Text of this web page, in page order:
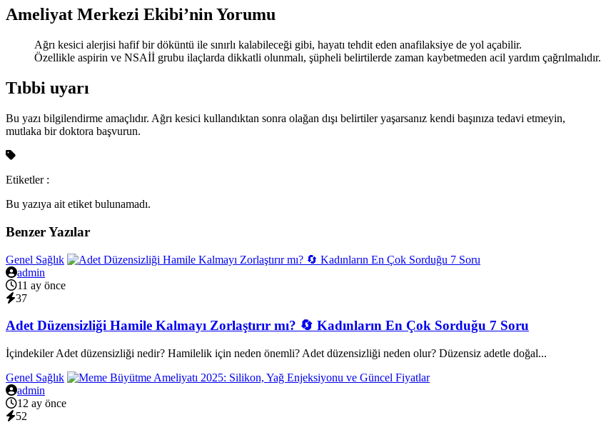
Ameliyat Merkezi Ekibi’nin Yorumu
Ağrı kesici alerjisi hafif bir döküntü ile sınırlı kalabileceği gibi, hayatı tehdit eden anafilaksiye de yol açabilir.
Özellikle aspirin ve NSAİİ grubu ilaçlarda dikkatli olunmalı, şüpheli belirtilerde zaman kaybetmeden acil yardım çağrılmalıdır.
Tıbbi uyarı
Bu yazı bilgilendirme amaçlıdır. Ağrı kesici kullandıktan sonra olağan dışı belirtiler yaşarsanız kendi başınıza tedavi etmeyin,
mutlaka bir doktora başvurun.
Etiketler :
Bu yazıya ait etiket bulunamadı.
Benzer Yazılar
Genel Sağlık
admin
11 ay önce
37
Adet Düzensizliği Hamile Kalmayı Zorlaştırır mı? 🔄 Kadınların En Çok Sorduğu 7 Soru
İçindekiler Adet düzensizliği nedir? Hamilelik için neden önemli? Adet düzensizliği neden olur? Düzensiz adetle doğal...
Genel Sağlık
admin
12 ay önce
52